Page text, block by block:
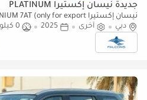
جديدة نيسان إكستيرا PLATINUM
(للتصدير فقط)
دبي أخرى 2025
0 كيلومتر